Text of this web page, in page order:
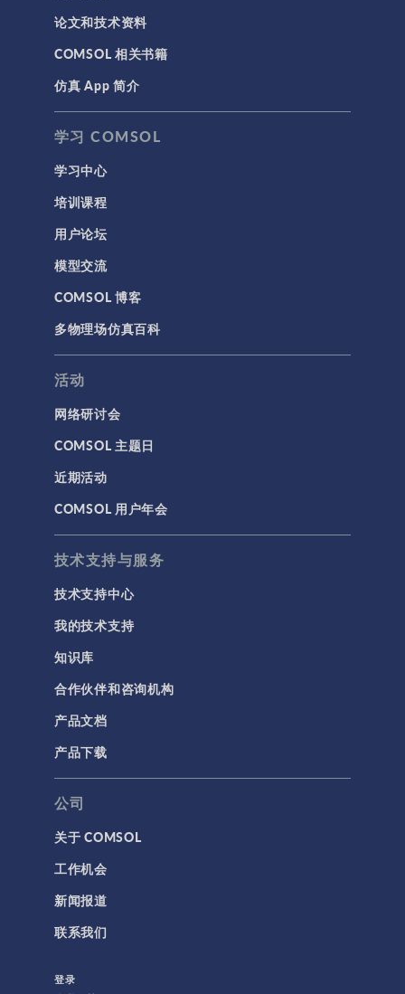
论文和技术资料
COMSOL 相关书籍
仿真 App 简介
学习 COMSOL
学习中心
培训课程
用户论坛
模型交流
COMSOL 博客
多物理场仿真百科
活动
网络研讨会
COMSOL 主题日
近期活动
COMSOL 用户年会
技术支持与服务
技术支持中心
我的技术支持
知识库
合作伙伴和咨询机构
产品文档
产品下载
公司
关于 COMSOL
工作机会
新闻报道
联系我们
登录